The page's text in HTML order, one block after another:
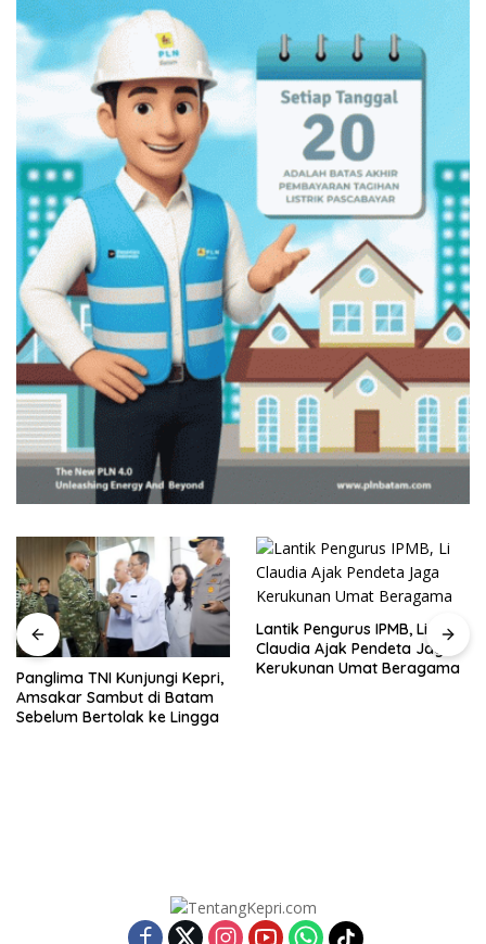
Panglima TNI Kunjungi Kepri,
Amsakar Sambut di Batam
Sebelum Bertolak ke Lingga
Lantik Pengurus IPMB, Li
Claudia Ajak Pendeta Jaga
Kerukunan Umat Beragama